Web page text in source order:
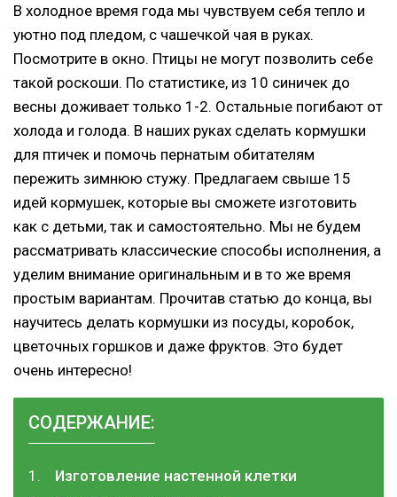
В холодное время года мы чувствуем себя тепло и
уютно под пледом, с чашечкой чая в руках.
Посмотрите в окно. Птицы не могут позволить себе
такой роскоши. По статистике, из 10 синичек до
весны доживает только 1-2. Остальные погибают от
холода и голода. В наших руках сделать кормушки
для птичек и помочь пернатым обитателям
пережить зимнюю стужу. Предлагаем свыше 15
идей кормушек, которые вы сможете изготовить
как с детьми, так и самостоятельно. Мы не будем
рассматривать классические способы исполнения, а
уделим внимание оригинальным и в то же время
простым вариантам. Прочитав статью до конца, вы
научитесь делать кормушки из посуды, коробок,
цветочных горшков и даже фруктов. Это будет
очень интересно!
СОДЕРЖАНИЕ:
Изготовление настенной клетки